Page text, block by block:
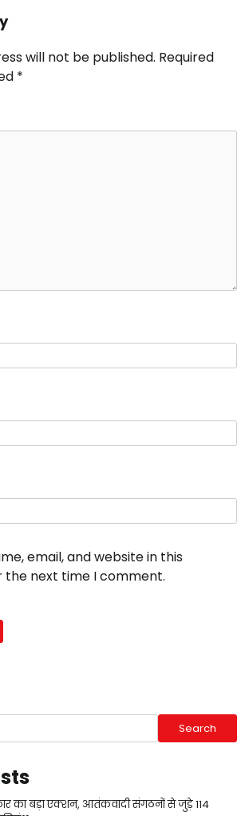
will not be published. Required
*
email, and website in this
the next time I comment.
Search
का बड़ा एक्शन, आतंकवादी संगठनों से जुड़े 114